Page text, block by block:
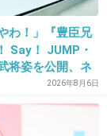
わ！」『豊臣兄
Say！ JUMP・
将姿を公開、ネ
ジュ良すぎん」
い秀次は初め
2026年8月6日